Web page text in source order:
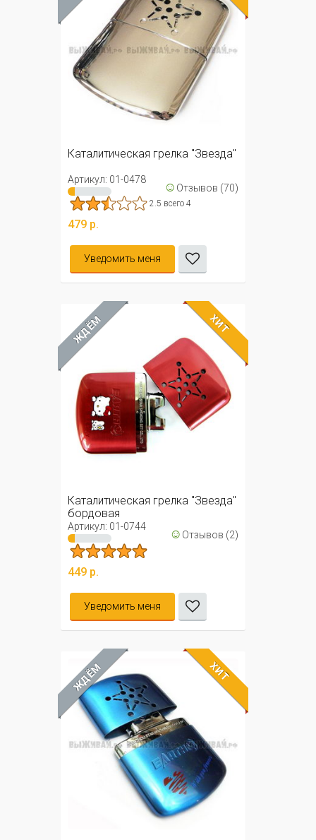
Каталитическая грелка "Звезда"
Артикул: 01-0478 ☺ Отзывов (70)
2.5 всего 4
479 р.
Уведомить меня
ЖДЁМ ХИТ
Каталитическая грелка "Звезда"
бордовая
Артикул: 01-0744 ☺ Отзывов (2)
449 р.
Уведомить меня
ЖДЁМ ХИТ